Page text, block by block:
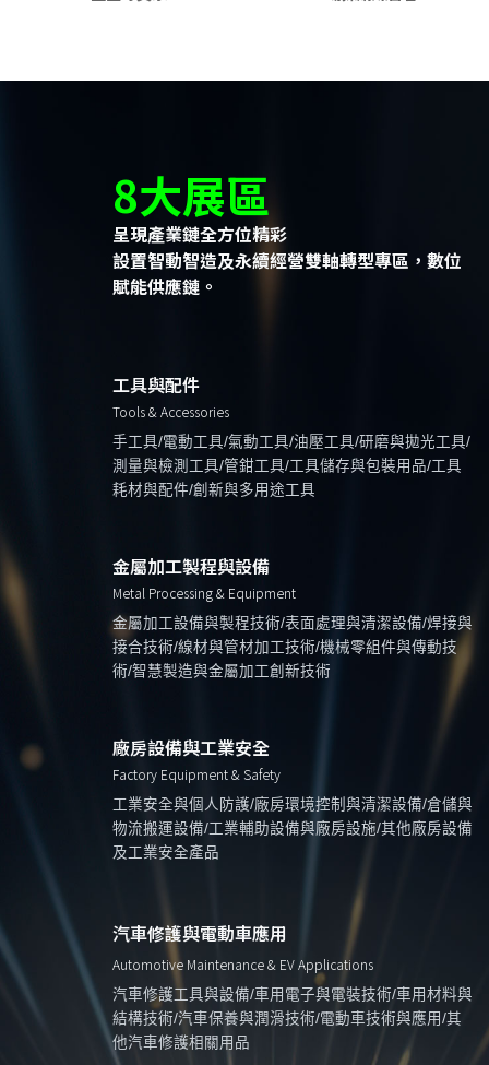
8大展區
呈現產業鏈全方位精彩
設置智動智造及永續經營雙軸轉型專區，數位
賦能供應鏈。
工具與配件
Tools & Accessories
手工具/電動工具/氣動工具/油壓工具/研磨與拋光工具/
測量與檢測工具/管鉗工具/工具儲存與包裝用品/工具
耗材與配件/創新與多用途工具
金屬加工製程與設備
Metal Processing & Equipment
金屬加工設備與製程技術/表面處理與清潔設備/焊接與
接合技術/線材與管材加工技術/機械零組件與傳動技
術/智慧製造與金屬加工創新技術
廠房設備與工業安全
Factory Equipment & Safety
工業安全與個人防護/廠房環境控制與清潔設備/倉儲與
物流搬運設備/工業輔助設備與廠房設施/其他廠房設備
及工業安全產品
汽車修護與電動車應用
Automotive Maintenance & EV Applications
汽車修護工具與設備/車用電子與電裝技術/車用材料與
結構技術/汽車保養與潤滑技術/電動車技術與應用/其
他汽車修護相關用品